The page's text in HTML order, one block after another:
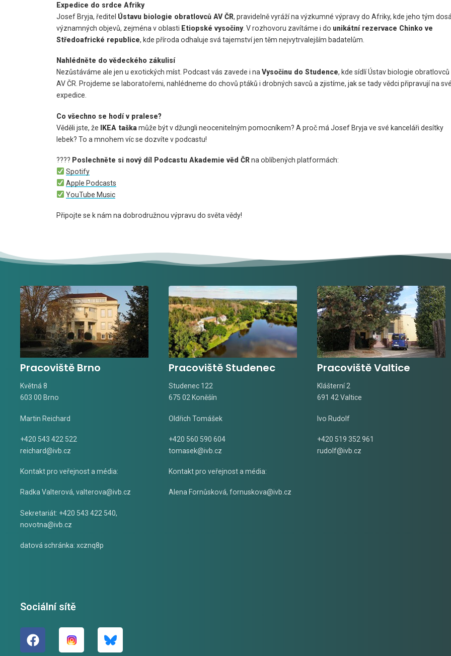
Expedice do srdce Afriky
Josef Bryja, ředitel Ústavu biologie obratlovců AV ČR, pravidelně vyráží na výzkumné výpravy do Afriky, kde jeho tým
významných objevů, zejména v oblasti Etiopské vysočiny. V rozhovoru zavítáme i do unikátní rezervace Chinko ve
Středoafrické republice, kde příroda odhaluje svá tajemství jen těm nejvytrvalejším badatelům.
Nahlédněte do vědeckého zákulisí
Nezůstáváme ale jen u exotických míst. Podcast vás zavede i naVysočinu do Studence, kde sídlí Ústav biologie obratlovců
AV ČR. Projdeme se laboratořemi, nahlédneme do chovů ptáků i drobných savců a zjistíme, jak se tady vědci připravují na své
expedice.
Co všechno se hodí v pralese?
Věděli jste, že IKEA taškamůže být v džungli neocenitelným pomocníkem? A proč má Josef Bryja ve své kanceláři desítky
lebek? To a mnohem víc se dozvíte v podcastu!
???? Poslechněte si nový díl Podcastu Akademie věd ČRna oblíbených platformách:
Spotify
Apple Podcasts
YouTube Music
Připojte se k nám na dobrodružnou výpravu do světa vědy!
Pracoviště Brno
Květná 8
603 00 Brno
Martin Reichard
+420 543 422 522
reichard@ivb.cz
Kontakt pro veřejnost a média:
Radka Valterová, valterova@ivb.cz
Sekretariát: +420 543 422 540,
novotna@ivb.cz
datová schránka: xcznq8p
Pracoviště Studenec
Studenec 122
675 02 Koněšín
Oldřich Tomášek
+420 560 590 604
tomasek@ivb.cz
Kontakt pro veřejnost a média:
Alena Fornůsková, fornuskova@ivb.cz
Pracoviště Valtice
Klášterní 2
691 42 Valtice
Ivo Rudolf
+420 519 352 961
rudolf@ivb.cz
Sociální sítě